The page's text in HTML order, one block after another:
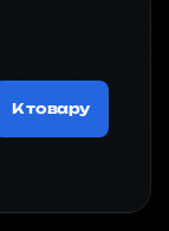
К товару